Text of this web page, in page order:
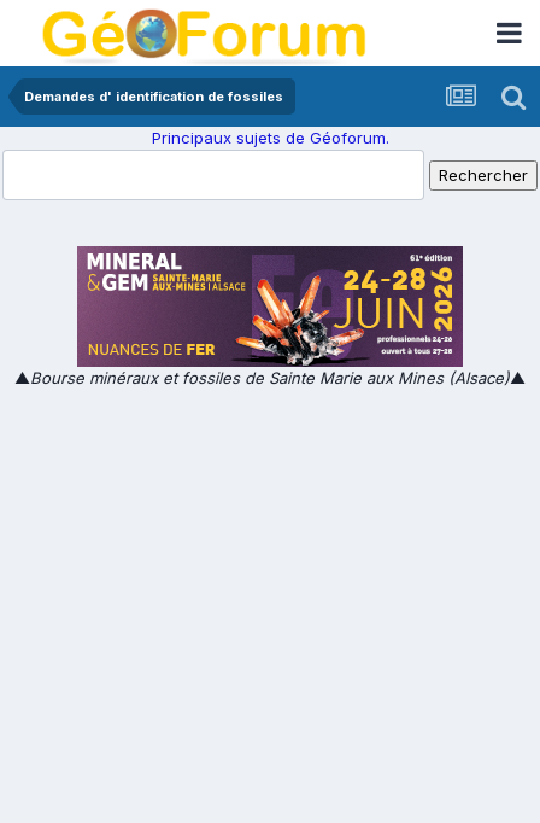
Demandes d' identification de fossiles
Principaux sujets de Géoforum.
▲Bourse minéraux et fossiles de Sainte Marie aux Mines (Alsace)▲